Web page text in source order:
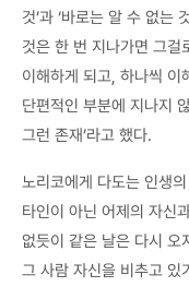
것’과 ‘바로는 알 수 없는
것은 한 번 지나가면 그걸
이해하게 되고, 하나씩 이
단편적인 부분에 지나지
그런 존재’라고 했다.
노리코에게 다도는 인생
타인이 아닌 어제의 자신
없듯이 같은 날은 다시 오
그 사람 자신을 비추고 있